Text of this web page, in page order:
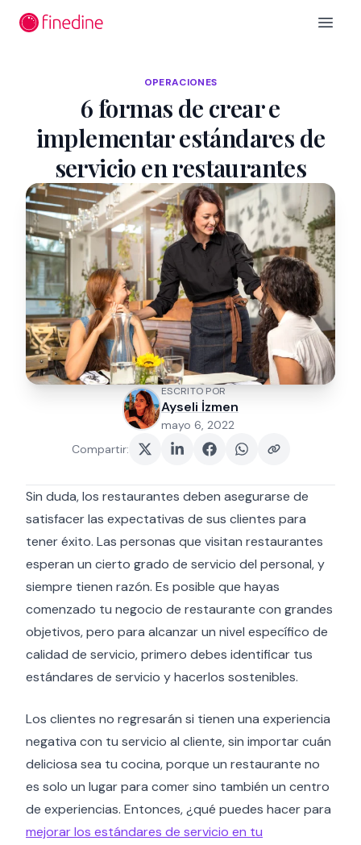
Open
OPERACIONES
6 formas de crear e
implementar estándares de
servicio en restaurantes
ESCRITO POR
Ayseli İzmen
mayo 6, 2022
Compartir:
Sin duda, los restaurantes deben asegurarse de
satisfacer las expectativas de sus clientes para
tener éxito. Las personas que visitan restaurantes
esperan un cierto grado de servicio del personal, y
siempre tienen razón. Es posible que hayas
comenzado tu negocio de restaurante con grandes
objetivos, pero para alcanzar un nivel específico de
calidad de servicio, primero debes identificar tus
estándares de servicio y hacerlos sostenibles.
Los clientes no regresarán si tienen una experiencia
negativa con tu servicio al cliente, sin importar cuán
deliciosa sea tu cocina, porque un restaurante no
es solo un lugar para comer sino también un centro
de experiencias. Entonces, ¿qué puedes hacer para
mejorar los estándares de servicio en tu